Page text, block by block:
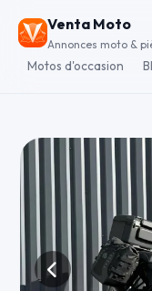
Venta Moto
Annonces moto &
Motos d'occasion